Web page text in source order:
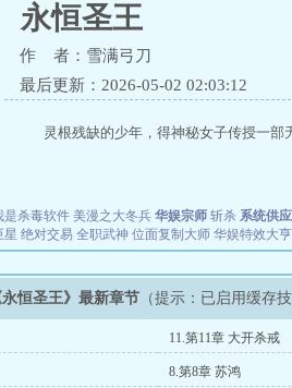
永恒圣王
作 者：雪满弓刀
最后更新：2026-05-02 02:03:12
灵根残缺的少年，得神秘女子传授一
是杀毒软件 美漫之大冬兵 华娱宗师 斩杀 系统供
星 绝对交易 全职武神 位面复制大师 华娱特效大亨
永恒圣王》最新章节 （提示：已启用缓存
11.第11章 大开杀戒
8.第8章 苏鸿